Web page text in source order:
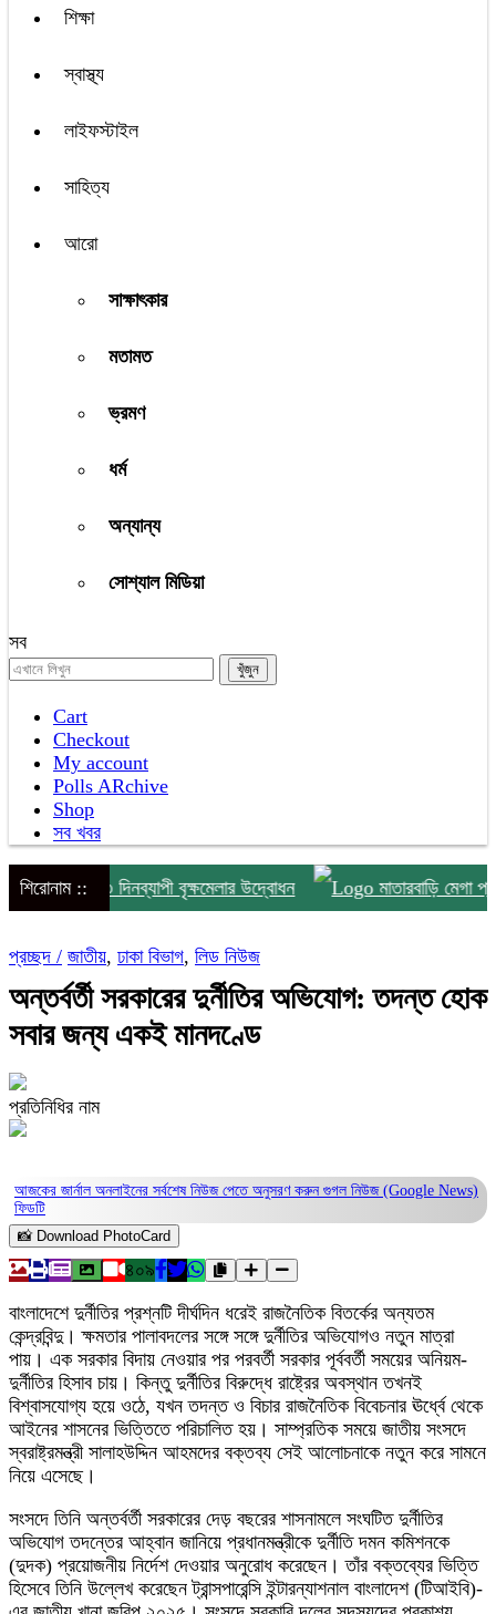
শিক্ষা
স্বাস্থ্য
লাইফস্টাইল
সাহিত্য
আরো
সাক্ষাৎকার
মতামত
ভ্রমণ
ধর্ম
অন্যান্য
সোশ্যাল মিডিয়া
সব
Cart
Checkout
My account
Polls ARchive
Shop
সব খবর
শিরোনাম ::
৩ দিনব্যাপী বৃক্ষমেলার উদ্বোধন মাতারবাড়ি মেগা প্রকল্প
প্রচ্ছদ / জাতীয়, ঢাকা বিভাগ, লিড নিউজ
অন্তর্বর্তী সরকারের দুর্নীতির অভিযোগ: তদন্ত হোক
সবার জন্য একই মানদণ্ডে
প্রতিনিধির নাম
আজকের জার্নাল অনলাইনের সর্বশেষ নিউজ পেতে অনুসরণ করুন গুগল নিউজ (Google News)
ফিডটি
📸 Download PhotoCard
৪০৯
বাংলাদেশে দুর্নীতির প্রশ্নটি দীর্ঘদিন ধরেই রাজনৈতিক বিতর্কের অন্যতম
কেন্দ্রবিন্দু। ক্ষমতার পালাবদলের সঙ্গে সঙ্গে দুর্নীতির অভিযোগও নতুন মাত্রা
পায়। এক সরকার বিদায় নেওয়ার পর পরবর্তী সরকার পূর্ববর্তী সময়ের অনিয়ম-
দুর্নীতির হিসাব চায়। কিন্তু দুর্নীতির বিরুদ্ধে রাষ্ট্রের অবস্থান তখনই
বিশ্বাসযোগ্য হয়ে ওঠে, যখন তদন্ত ও বিচার রাজনৈতিক বিবেচনার ঊর্ধ্বে থেকে
আইনের শাসনের ভিত্তিতে পরিচালিত হয়। সাম্প্রতিক সময়ে জাতীয় সংসদে
স্বরাষ্ট্রমন্ত্রী সালাহউদ্দিন আহমদের বক্তব্য সেই আলোচনাকে নতুন করে সামনে
নিয়ে এসেছে।
সংসদে তিনি অন্তর্বর্তী সরকারের দেড় বছরের শাসনামলে সংঘটিত দুর্নীতির
অভিযোগ তদন্তের আহ্বান জানিয়ে প্রধানমন্ত্রীকে দুর্নীতি দমন কমিশনকে
(দুদক) প্রয়োজনীয় নির্দেশ দেওয়ার অনুরোধ করেছেন। তাঁর বক্তব্যের ভিত্তি
হিসেবে তিনি উল্লেখ করেছেন ট্রান্সপারেন্সি ইন্টারন্যাশনাল বাংলাদেশ (টিআইবি)-